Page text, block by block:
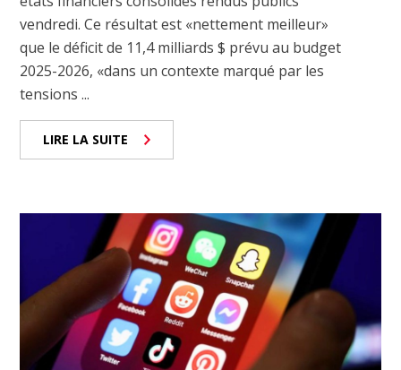
vendredi. Ce résultat est «nettement meilleur»
que le déficit de 11,4 milliards $ prévu au budget
2025-2026, «dans un contexte marqué par les
tensions ...
LIRE LA SUITE